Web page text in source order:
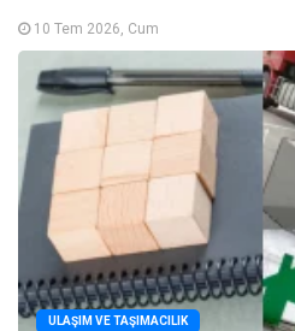
10 Tem 2026, Cum
ULAŞIM VE TAŞIMACILIK